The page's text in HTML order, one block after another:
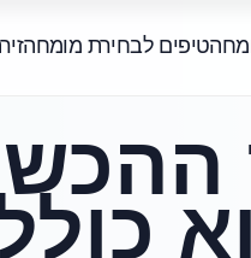
טיפים לבחירת מומחה